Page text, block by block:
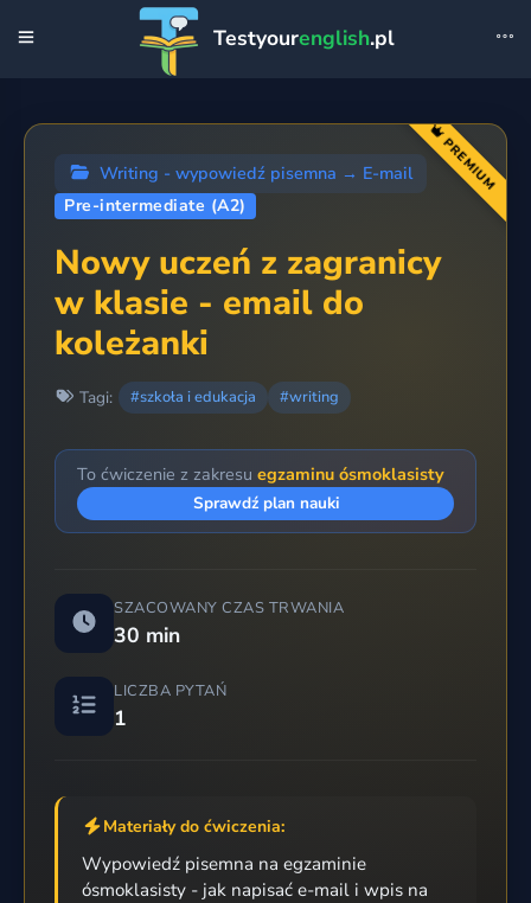
Testyourenglish.pl
PREMIUM
Writing - wypowiedź pisemna → E-mail
Pre-intermediate (A2)
Nowy uczeń z zagranicy
w klasie - email do
koleżanki
Tagi: #szkoła i edukacja #writing
To ćwiczenie z zakresu egzaminu ósmoklasisty
Sprawdź plan nauki
SZACOWANY CZAS TRWANIA
30 min
LICZBA PYTAŃ
1
Materiały do ćwiczenia:
Wypowiedź pisemna na egzaminie
ósmoklasisty - jak napisać e-mail i wpis na